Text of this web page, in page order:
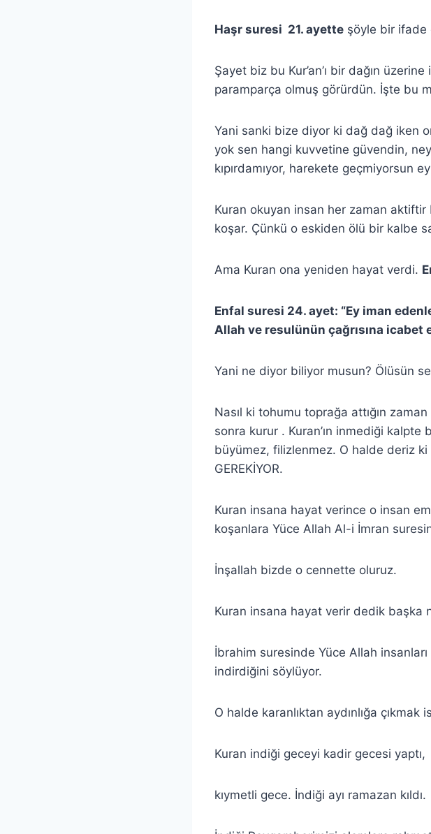
Haşr suresi 21. ayette şöyle bir ifade
Şayet biz bu Kur’an’ı bir dağın
paramparça olmuş görürdün. İşte bu
Yani sanki bize diyor ki dağ dağ iken
yok sen hangi kuvvetine güvendin,
kıpırdamıyor, harekete geçmiyorsun
Kuran okuyan insan her zaman
koşar. Çünkü o eskiden ölü bir kalbe
Ama Kuran ona yeniden hayat verdi.
Enfal suresi 24. ayet: “Ey iman
Allah ve resulünün çağrısına icabet
Yani ne diyor biliyor musun? Ölüsün
Nasıl ki tohumu toprağa attığın
sonra kurur . Kuran’ın inmediği
büyümez, filizlenmez. O halde deriz ki
GEREKİYOR.
Kuran insana hayat verince o insan
koşanlara Yüce Allah Al-i İmran
İnşallah bizde o cennette oluruz.
Kuran insana hayat verir dedik başka
İbrahim suresinde Yüce Allah insanları
indirdiğini söylüyor.
O halde karanlıktan aydınlığa çıkmak
Kuran indiği geceyi kadir gecesi yaptı,
kıymetli gece. İndiği ayı ramazan kıldı.